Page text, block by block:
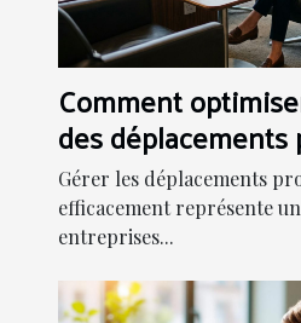
Comment
des
?
Gérer les déplacements
efficacement représente
entreprises...